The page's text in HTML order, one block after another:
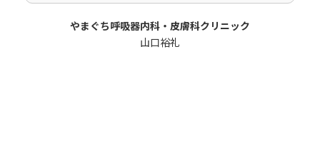
やまぐち呼吸器内科・皮膚科クリニック
山口裕礼